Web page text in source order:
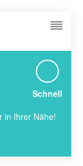
Schnell
in Ihrer Nähe!